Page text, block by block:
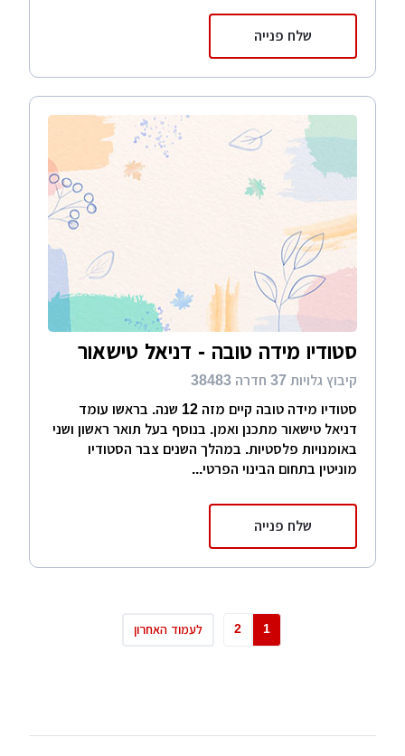
שלח פנייה
סטודיו מידה טובה - דניאל טישאור
קיבוץ גלויות 37 חדרה 38483
סטודיו מידה טובה קיים מזה 12 שנה. בראשו עומד
דניאל טישאור מתכנן ואמן. בנוסף בעל תואר ראשון ושני
באומנויות פלסטיות. במהלך השנים צבר הסטודיו
מוניטין בתחום הבינוי הפרטי...
שלח פנייה
1
2 לעמוד האחרון